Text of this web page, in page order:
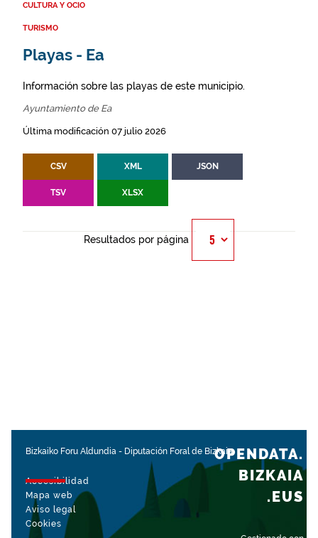
CULTURA Y OCIO
TURISMO
Playas - Ea
Información sobre las playas de este municipio.
Ayuntamiento de Ea
Última modificación 07 julio 2026
CSV XML JSON
TSV XLSX
Resultados por página
Bizkaiko Foru Aldundia - Diputación Foral de Bizkaia
Accesibilidad
Mapa web
Aviso legal
Cookies
OPENDATA.
BIZKAIA
.EUS